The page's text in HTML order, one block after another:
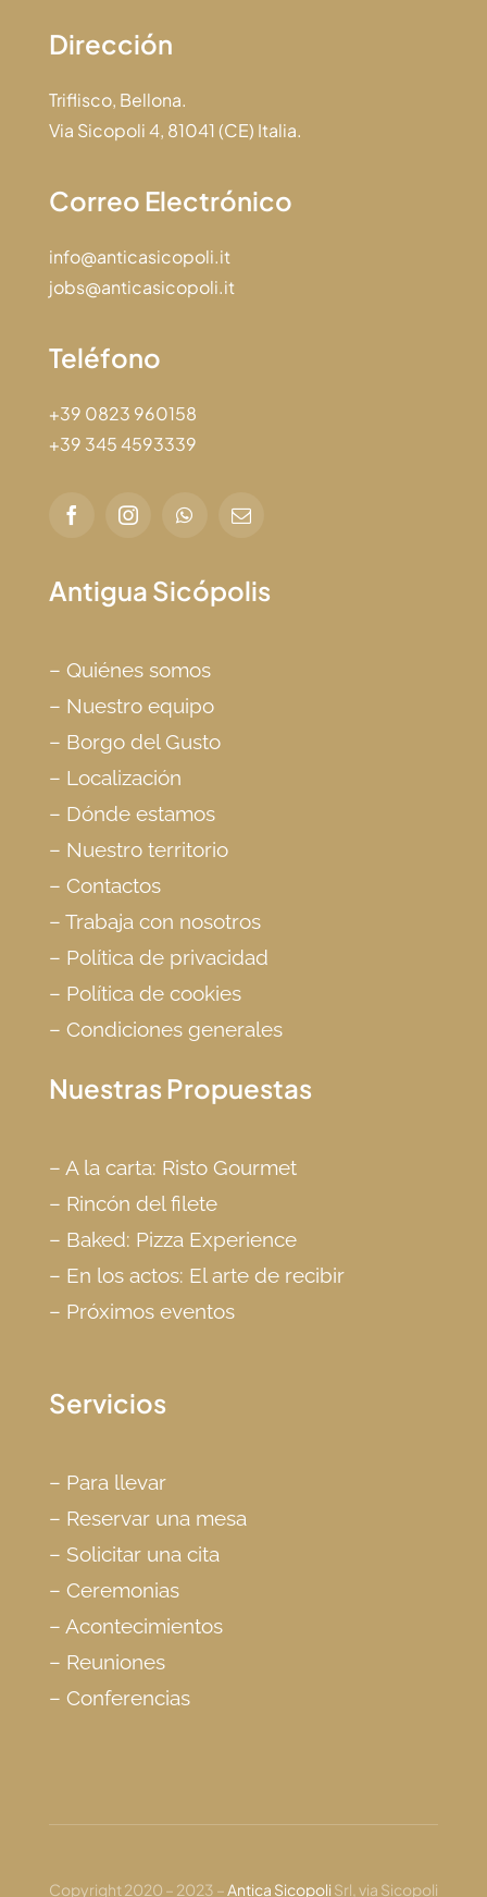
Dirección
Triflisco, Bellona.
Via Sicopoli 4, 81041 (CE) Italia.
Correo Electrónico
info@anticasicopoli.it
jobs@anticasicopoli.it
Teléfono
+39 0823 960158
+39 345 4593339
Antigua Sicópolis
– Quiénes somos
– Nuestro equipo
– Borgo del Gusto
– Localización
– Dónde estamos
– Nuestro territorio
– Contactos
– Trabaja con nosotros
– Política de privacidad
– Política de cookies
– Condicionesgenerales
Nuestras Propuestas
– A la carta: Risto Gourmet
– Rincón del filete
– Baked: Pizza Experience
– En los actos: El arte de recibir
– Próximos eventos
Servicios
– Para llevar
– Reservar una mesa
– Solicitar una cita
– Ceremonias
– Acontecimientos
– Reuniones
– Conferencias
Copyright 2020 – 2023 – Antica Sicopoli Srl, via Sicopoli